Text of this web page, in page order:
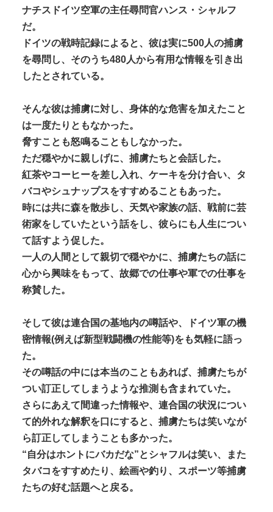
ナチスドイツ空軍の主任尋問官ハンス・シャルフ
だ。
ドイツの戦時記録によると、彼は実に500人の捕虜
を尋問し、そのうち480人から有用な情報を引き出
したとされている。
そんな彼は捕虜に対し、身体的な危害を加えたこと
は一度たりともなかった。
脅すことも怒鳴ることもしなかった。
ただ穏やかに親しげに、捕虜たちと会話した。
紅茶やコーヒーを差し入れ、ケーキを分け合い、タ
バコやシュナップスをすすめることもあった。
時には共に森を散歩し、天気や家族の話、戦前に芸
術家をしていたという話をし、彼らにも人生につい
て話すよう促した。
一人の人間として親切で穏やかに、捕虜たちの話に
心から興味をもって、故郷での仕事や軍での仕事を
称賛した。
そして彼は連合国の基地内の噂話や、ドイツ軍の機
密情報(例えば新型戦闘機の性能等)をも気軽に語っ
た。
その噂話の中には本当のこともあれば、捕虜たちが
つい訂正してしまうような推測も含まれていた。
さらにあえて間違った情報や、連合国の状況につい
て的外れな解釈を口にすると、捕虜たちは笑いなが
ら訂正してしまうことも多かった。
“自分はホントにバカだな”とシャフルは笑い、また
タバコをすすめたり、絵画や釣り、スポーツ等捕虜
たちの好む話題へと戻る。